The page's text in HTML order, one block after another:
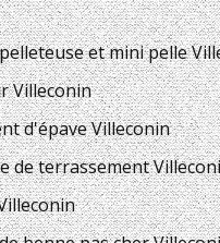
et mini pelle
Villeconin
d'épave Villeconin
de terrassement